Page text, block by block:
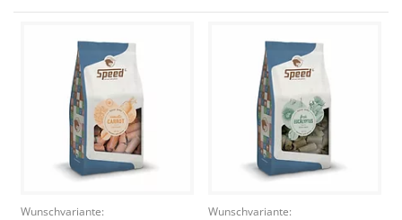
Wunschvariante:
Wunschvariante: